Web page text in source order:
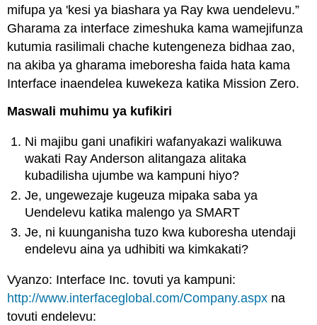
mifupa ya 'kesi ya biashara ya Ray kwa uendelevu.”
Gharama za interface zimeshuka kama wamejifunza
kutumia rasilimali chache kutengeneza bidhaa zao,
na akiba ya gharama imeboresha faida hata kama
Interface inaendelea kuwekeza katika Mission Zero.
Maswali muhimu ya kufikiri
Ni majibu gani unafikiri wafanyakazi walikuwa
wakati Ray Anderson alitangaza alitaka
kubadilisha ujumbe wa kampuni hiyo?
Je, ungewezaje kugeuza mipaka saba ya
Uendelevu katika malengo ya SMART
Je, ni kuunganisha tuzo kwa kuboresha utendaji
endelevu aina ya udhibiti wa kimkakati?
Vyanzo: Interface Inc. tovuti ya kampuni:
http://www.interfaceglobal.com/Company.aspx na
tovuti endelevu: